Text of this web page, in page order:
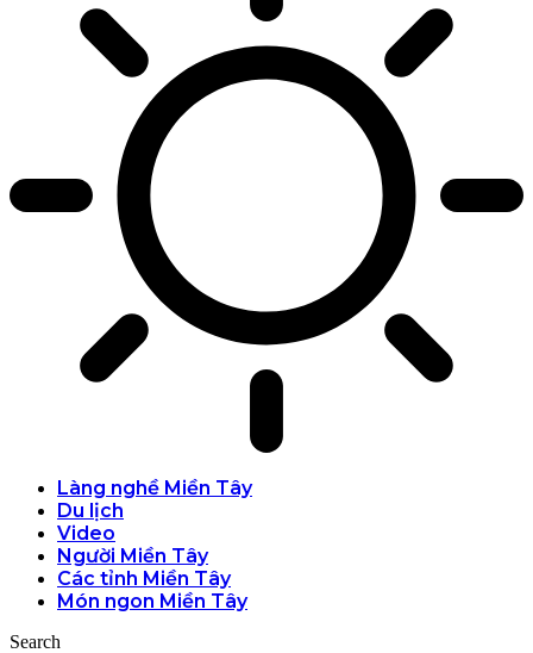
Làng nghề Miền Tây
Du lịch
Video
Người Miền Tây
Các tỉnh Miền Tây
Món ngon Miền Tây
Search